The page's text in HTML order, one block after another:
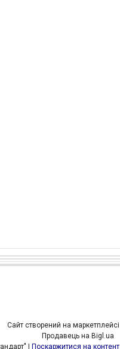
Сайт створений на маркетплейсі
Продавець на Bigl.ua
Підприємство "Стандарт" | Поскаржитися на контент